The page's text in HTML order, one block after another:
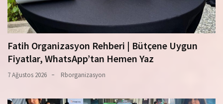
Fatih Organizasyon Rehberi | Bütçene Uygun
Fiyatlar, WhatsApp’tan Hemen Yaz
7 Ağustos 2026 Rborganizasyon